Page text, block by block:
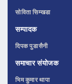
सोविता सिम्खडा
सम्पादक
दिपक पुडासैनी
समाचार संयोजक
भिम कुमार थापा